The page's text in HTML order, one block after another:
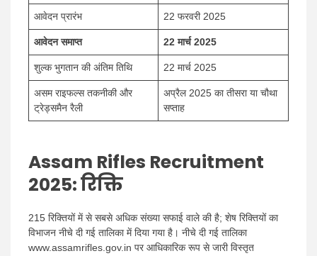
आवेदन प्रारंभ 22 फरवरी 2025
आवेदन समाप्त 22 मार्च 2025
शुल्क भुगतान की अंतिम तिथि 22 मार्च 2025
असम राइफल्स तकनीकी और
ट्रेड्समैन रैली
अप्रैल 2025 का तीसरा या चौथा
सप्ताह
Assam Rifles Recruitment
2025: रिक्ति
215 रिक्तियों में से सबसे अधिक संख्या सफाई वाले की है; शेष रिक्तियों का
विभाजन नीचे दी गई तालिका में दिया गया है। नीचे दी गई तालिका
www.assamrifles.gov.in पर आधिकारिक रूप से जारी विस्तृत